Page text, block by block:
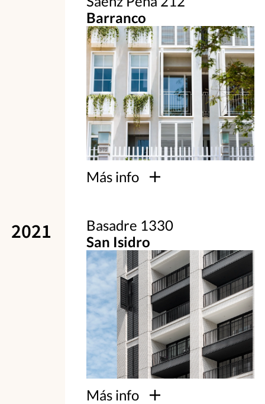
Barranco
Más info
2021
Basadre 1330
San Isidro
Más info